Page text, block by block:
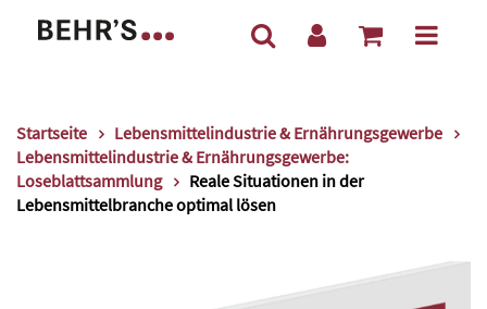
Startseite
Lebensmittelindustrie & Ernährungsgewerbe
Lebensmittelindustrie & Ernährungsgewerbe:
Loseblattsammlung
Reale Situationen in der
Lebensmittelbranche optimal lösen